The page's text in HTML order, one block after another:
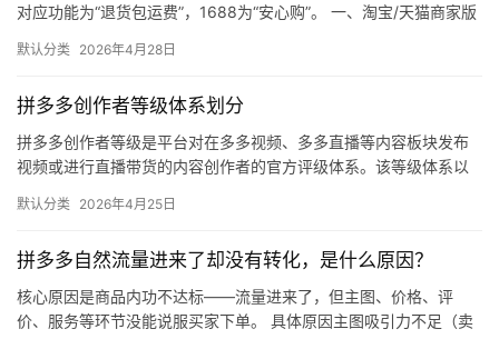
对应功能为“退货包运费”，1688为“安心购”。 一、淘宝/天猫商家版
默认分类 2026年4月28日
拼多多创作者等级体系划分
拼多多创作者等级是平台对在多多视频、多多直播等内容板块发布
视频或进行直播带货的内容创作者的官方评级体系。该等级体系以
同等级…
默认分类 2026年4月25日
拼多多自然流量进来了却没有转化，是什么原因？
核心原因是商品内功不达标——流量进来了，但主图、价格、评
价、服务等环节没能说服买家下单。 具体原因主图吸引力不足（卖